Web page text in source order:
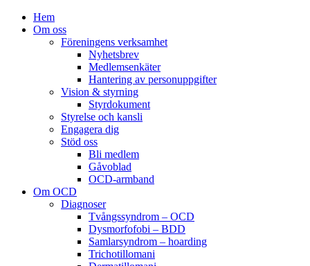
Hem
Om oss
Föreningens verksamhet
Nyhetsbrev
Medlemsenkäter
Hantering av personuppgifter
Vision & styrning
Styrdokument
Styrelse och kansli
Engagera dig
Stöd oss
Bli medlem
Gåvoblad
OCD-armband
Om OCD
Diagnoser
Tvångssyndrom – OCD
Dysmorfofobi – BDD
Samlarsyndrom – hoarding
Trichotillomani